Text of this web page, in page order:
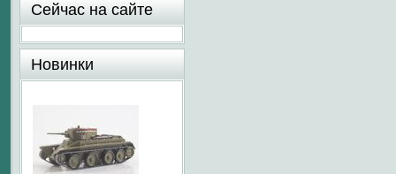
Сейчас на сайте
Новинки